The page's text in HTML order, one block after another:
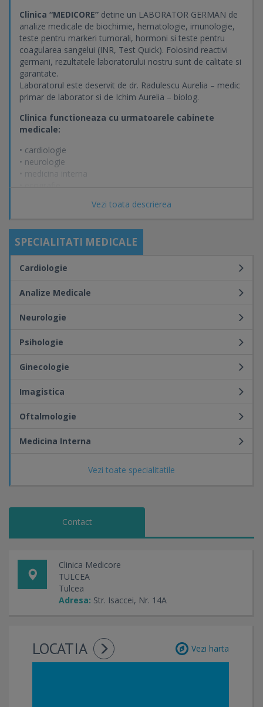
Vezi toata descrierea
Clinica “MEDICORE” detine un LABORATOR GERMAN de
analize medicale de biochimie, hematologie, imunologie,
teste pentru markeri tumorali, hormoni si teste pentru
coagularea sangelui (INR, Test Quick). Folosind reactivi
germani, rezultatele laboratorului nostru sunt de calitate si
garantate.
Laboratorul este deservit de dr. Radulescu Aurelia – medic
primar de laborator si de Ichim Aurelia – biolog.
Clinica functioneaza cu urmatoarele cabinete
medicale:
• cardiologie
• neurologie
• medicina interna
• laborator analize medicale
SPECIALITATI MEDICALE
Vezi toate specialitatile
Cardiologie
Analize Medicale
Neurologie
Psihologie
Ginecologie
Imagistica
Oftalmologie
Medicina Interna
Contact
Clinica Medicore
TULCEA
Tulcea
Adresa: Str. Isaccei, Nr. 14A
LOCATIA Vezi harta